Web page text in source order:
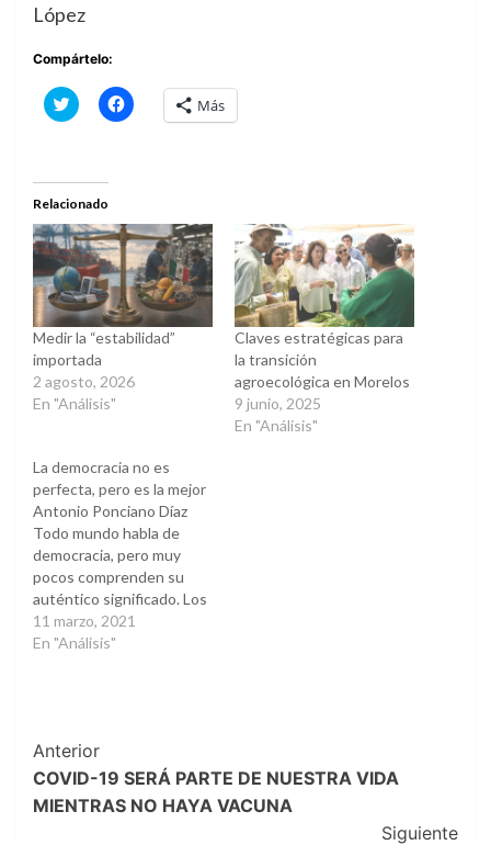
López
Compártelo:
Haz
clic
(Se
abre
en
una
ventana
nueva)
Haz
clic
una
ventana
nueva)
Más
Relacionado
Medir la “estabilidad”
importada
2 agosto, 2026
En "Análisis"
Claves estratégicas para
la transición
agroecológica en Morelos
9 junio, 2025
En "Análisis"
La democracia no es
perfecta, pero es la mejor
Antonio Ponciano Díaz
Todo mundo habla de
democracia, pero muy
pocos comprenden su
auténtico significado. Los
gobernantes y políticos
han construido la
construir una sociedad
donde haya bienestar y
progreso para todos. Una
sociedad…
11 marzo, 2021
En "Análisis"
Post
Navigation
Anterior
COVID-19 SERÁ PARTE DE NUESTRA VIDA
MIENTRAS NO HAYA VACUNA
Siguiente